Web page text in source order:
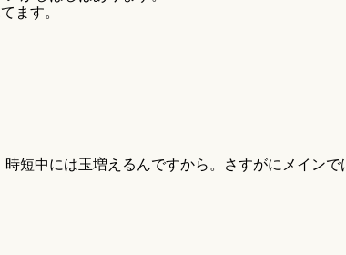
ます。
短中には玉増えるんですから。さすがにメイン